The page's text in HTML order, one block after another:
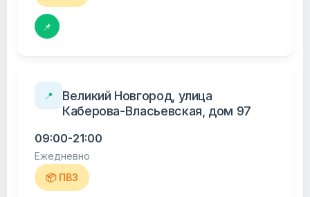
📌
📍
Великий Новгород, улица
Каберова-Власьевская, дом 97
09:00-21:00
Ежедневно
📦 ПВЗ